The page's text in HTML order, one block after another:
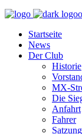
Startseite
News
Der Club
Historie
MX-
Die
Anfahrt
Fahrer
Satzung